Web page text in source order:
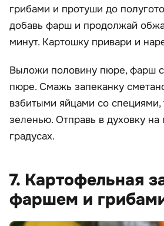
грибами и протуши до
добавь фарш и продолжай
минут. Картошку привари и
Выложи половину пюре, фарш
пюре. Смажь запеканку
взбитыми яйцами со
зеленью. Отправь в духовку на
градусах.
7. Картофельная
фаршем и